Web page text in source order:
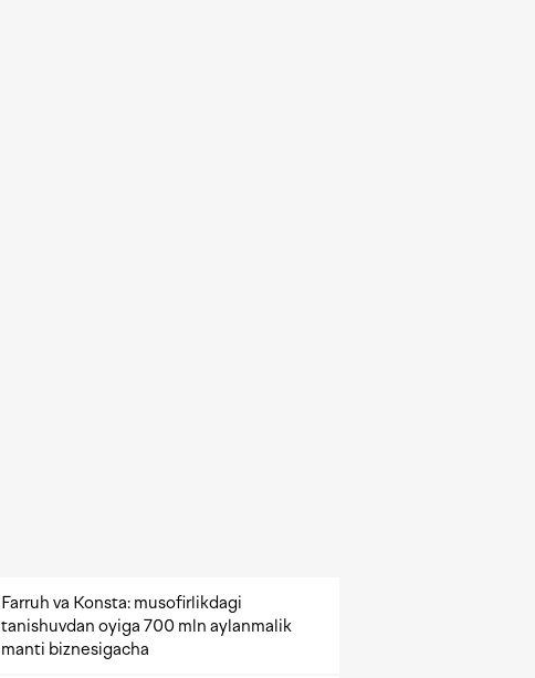
Farruh va Konsta: musofirlikdagi
tanishuvdan oyiga 700 mln aylanmalik
manti biznesigacha